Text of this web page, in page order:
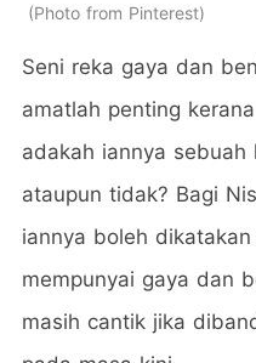
Photo from Pinterest
Seni reka gaya dan
amatlah penting
adakah iannya
ataupun tidak? Bagi
iannya boleh
mempunyai gaya dan
masih cantik jika